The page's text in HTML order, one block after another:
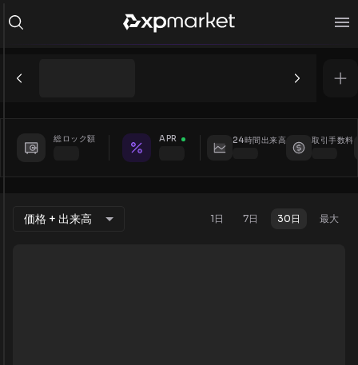
総ロック額 APR 24時間出来高 取引手数料
価格 + 出来高 1日 7日 30日 最大